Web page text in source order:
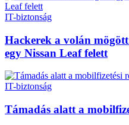
IT-biztonság
Hackerek a volán
egy Nissan Leaf felett
IT-biztonság
Támadás alatt a